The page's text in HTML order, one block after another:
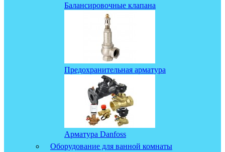
Балансировочные клапана
Предохранительная арматура
Арматура Danfoss
Оборудование для ванной комнаты